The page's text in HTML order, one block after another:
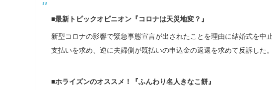
■最新トピックオピニオン『コロナは天災地変？』
新型コロナの影響で緊急事態宣言が出されたことを理由に結婚式を
支払いを求め、逆に夫婦側が既払いの申込金の返還を求めて反訴した
■ホライズンのオススメ！『ふんわり名人きなこ餅』